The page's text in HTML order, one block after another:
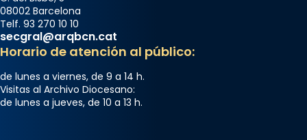
08002 Barcelona
Telf. 93 270 10 10
secgral@arqbcn.cat
Horario de atención al público:
de lunes a viernes, de 9 a 14 h.
Visitas al Archivo Diocesano:
de lunes a jueves, de 10 a 13 h.